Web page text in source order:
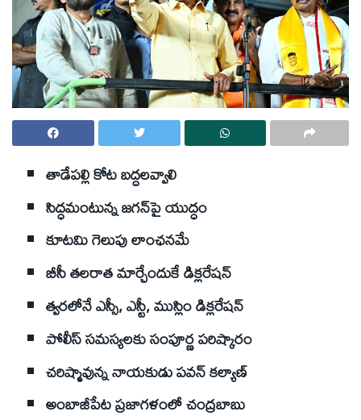
తాడేపల్లి కోట బద్దలవ్వాలి
సిద్ధమంటున్న జగన్‌పై యుద్ధం
కూటమి గెలుపు లాంఛనమే
బీసీ తలరాత మార్చేందుకే డిక్లరేషన్‌
త్వరలోనే ఎస్సీ, ఎస్టీ, ముస్లిం డిక్లరేషన్‌
పోలీస్‌ సమస్యలకు సంపూర్ణ పరిష్కారం
చరిష్మావున్న నాయకుడు పవన్‌ కల్యాణ్‌
అంబాజీపేట ప్రజాగళంలో చంద్రబాబు